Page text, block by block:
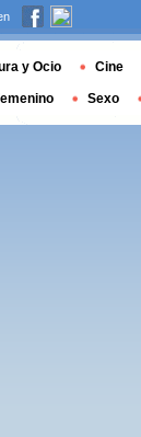
y Ocio Cine
Sexo